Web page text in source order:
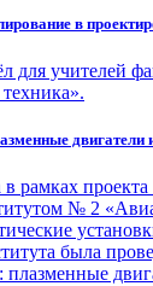
в
для учителей
двигатели
в рамках
№ 2
была
плазменные